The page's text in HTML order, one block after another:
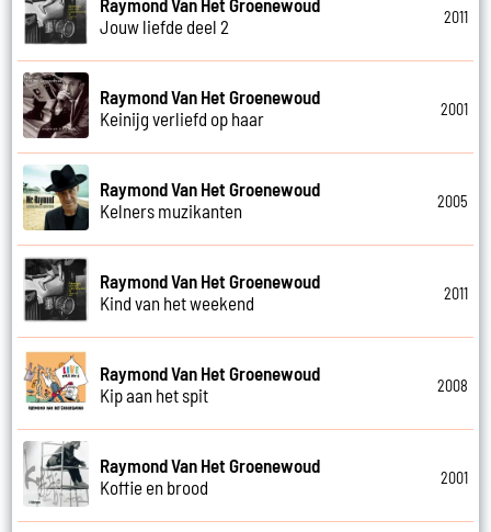
Jouw liefde deel 2
2011
Raymond Van Het Groenewoud
Keinijg verliefd op haar
2001
Raymond Van Het Groenewoud
Kelners muzikanten
2005
Raymond Van Het Groenewoud
Kind van het weekend
2011
Raymond Van Het Groenewoud
Kip aan het spit
2008
Raymond Van Het Groenewoud
Koffie en brood
2001